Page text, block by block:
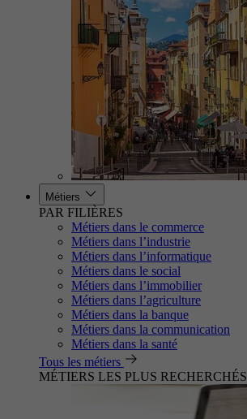
Métiers
PAR FILIÈRES
Métiers dans le commerce
Métiers dans l’industrie
Métiers dans l’informatique
Métiers dans le social
Métiers dans l’immobilier
Métiers dans l’agriculture
Métiers dans la banque
Métiers dans la communication
Métiers dans la santé
Tous les métiers
MÉTIERS LES PLUS RECHERCHÉS